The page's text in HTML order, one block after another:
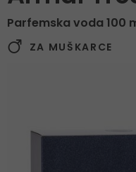
Parfemska voda 100
ZA MUŠKARCE